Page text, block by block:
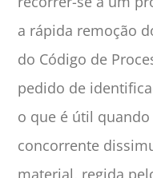
a rápida remoção
do Código de
pedido de
o que é útil
concorrente